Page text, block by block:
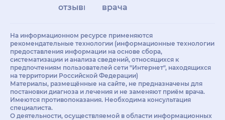
отзывы
врачам
На информационном ресурсе применяются
рекомендательные технологии (информационные технологии
предоставления информации на основе сбора,
систематизации и анализа сведений, относящихся к
предпочтениям пользователей сети "Интернет", находящихся
на территории Российской Федерации)
Материалы, размещённые на сайте, не предназначены для
постановки диагноза и лечения и не заменяют приём врача.
Имеются противопоказания. Необходима консультация
специалиста.
О деятельности, осуществляемой в области информационных